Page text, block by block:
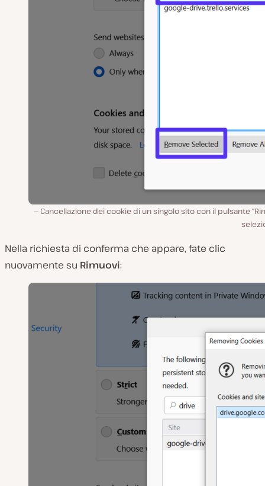
Cancellazione dei cookie di un singolo sito con il pulsante
Nella richiesta di conferma che appare, fate clic
nuovamente su Rimuovi: